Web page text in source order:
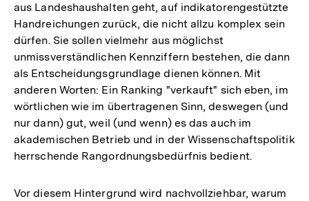
aus Landeshaushalten geht, auf indikatorengestützte
Handreichungen zurück, die nicht allzu komplex sein
dürfen. Sie sollen vielmehr aus möglichst
unmissverständlichen Kennziffern bestehen, die dann
als Entscheidungsgrundlage dienen können. Mit
anderen Worten: Ein Ranking "verkauft" sich eben, im
wörtlichen wie im übertragenen Sinn, deswegen (und
nur dann) gut, weil (und wenn) es das auch im
akademischen Betrieb und in der Wissenschaftspolitik
herrschende Rangordnungsbedürfnis bedient.
Vor diesem Hintergrund wird nachvollziehbar, warum